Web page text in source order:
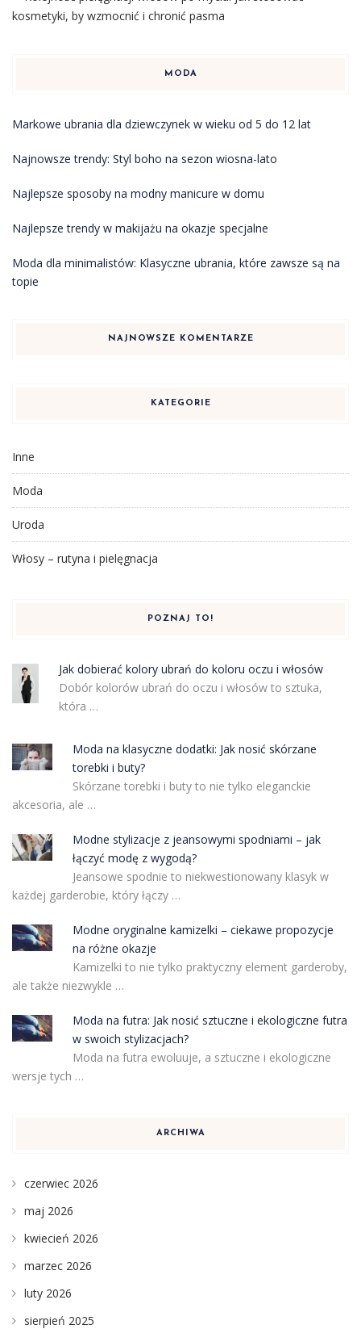
kosmetyki, by wzmocnić i chronić pasma
MODA
Markowe ubrania dla dziewczynek w wieku od 5 do 12 lat
Najnowsze trendy: Styl boho na sezon wiosna-lato
Najlepsze sposoby na modny manicure w domu
Najlepsze trendy w makijażu na okazje specjalne
Moda dla minimalistów: Klasyczne ubrania, które zawsze są na
topie
NAJNOWSZE KOMENTARZE
KATEGORIE
Inne
Moda
Uroda
Włosy – rutyna i pielęgnacja
POZNAJ TO!
Jak dobierać kolory ubrań do koloru oczu i włosów
Dobór kolorów ubrań do oczu i włosów to sztuka,
która …
Moda na klasyczne dodatki: Jak nosić skórzane
torebki i buty?
Skórzane torebki i buty to nie tylko eleganckie
akcesoria, ale …
Modne stylizacje z jeansowymi spodniami – jak
łączyć modę z wygodą?
Jeansowe spodnie to niekwestionowany klasyk w
każdej garderobie, który łączy …
Modne oryginalne kamizelki – ciekawe propozycje
na różne okazje
Kamizelki to nie tylko praktyczny element garderoby,
ale także niezwykle …
Moda na futra: Jak nosić sztuczne i ekologiczne futra
w swoich stylizacjach?
Moda na futra ewoluuje, a sztuczne i ekologiczne
wersje tych …
ARCHIWA
czerwiec 2026
maj 2026
kwiecień 2026
marzec 2026
luty 2026
sierpień 2025